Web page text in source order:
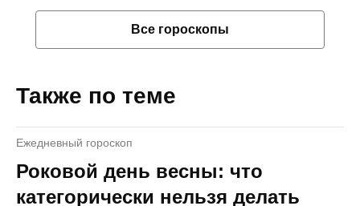
Все гороскопы
Также по теме
Ежедневный гороскоп
Роковой день весны: что
категорически нельзя делать